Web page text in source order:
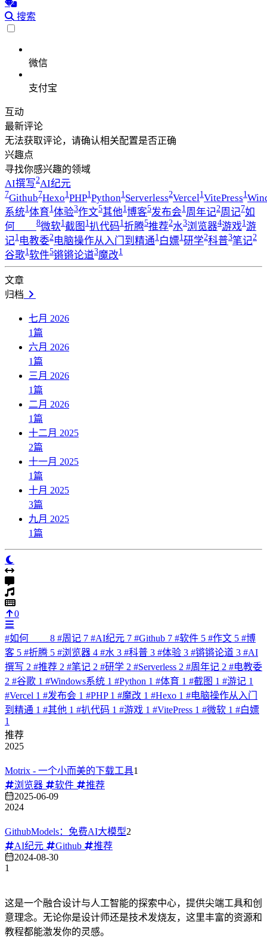
搜索
微信
支付宝
互动
最新评论
无法获取评论，请确认相关配置是否正确
兴趣点
寻找你感兴趣的领域
AI撰写2AI纪元
7Github7Hexo1PHP1Python1Serverless2Vercel 1VitePress1
系统1体育1体验3作文5其他1博客5发布会1周年记2周记7如
何____
8微软1截图 1扒代码1折腾5推荐2水3浏览器4游戏1游
记1 电教委2电脑操作从入门到精通1 白嫖1研学2科普3笔记2
谷歌1软件5锵锵论道3魔改1
文章
归档
七月 2026
1篇
六月 2026
1篇
三月 2026
1篇
二月 2026
1篇
十二月 2025
2篇
十一月 2025
1篇
十月 2025
3篇
九月 2025
1篇
0
#如何____ 8 #周记 7 #AI纪元 7 #Github 7 #软件 5 #作文 5 #博
客 5 #折腾 5 #浏览器 4 #水 3 #科普 3 #体验 3 #锵锵论道 3 #AI
撰写 2 #推荐 2 #笔记 2 #研学 2 #Serverless 2 #周年记 2 #电教委
2 #谷歌 1 #Windows系统 1 #Python 1 #体育 1 #截图 1 #游记 1
#Vercel 1 #发布会 1 #PHP 1 #魔改 1 #Hexo 1 #电脑操作从入门
到精通 1 #其他 1 #扒代码 1 #游戏 1 #VitePress 1 #微软 1 #白嫖
1
推荐
2025
Motrix - 一个小而美的下载工具1
浏览器
软件
推荐
2025-06-09
2024
GithubModels：免费AI大模型2
AI纪元
Github
推荐
2024-08-30
1
这是一个融合设计与人工智能的探索中心，提供尖端工具和创
意理念。无论你是设计师还是技术发烧友，这里丰富的资源和
教程都能激发你的灵感。